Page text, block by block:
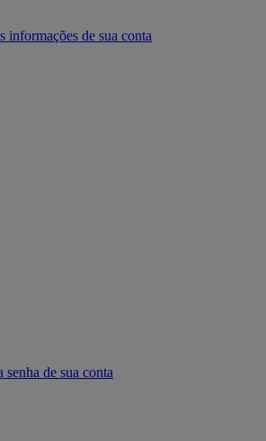
informações de sua conta
senha de sua conta